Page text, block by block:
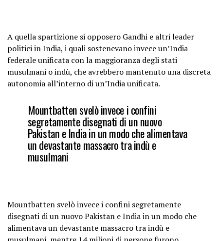
A quella spartizione si opposero Gandhi e altri leader
politici in India, i quali sostenevano invece un’India
federale unificata con la maggioranza degli stati
musulmani o indù, che avrebbero mantenuto una discreta
autonomia all’interno di un’India unificata.
Mountbatten svelò invece i confini
segretamente disegnati di un nuovo
Pakistan e India in un modo che alimentava
un devastante massacro tra indù e
musulmani
Mountbatten svelò invece i confini segretamente
disegnati di un nuovo Pakistan e India in un modo che
alimentava un devastante massacro tra indù e